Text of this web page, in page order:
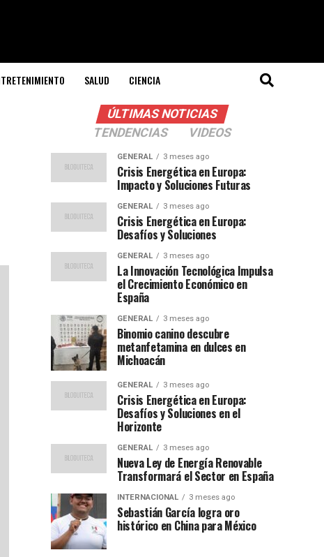
SALUD CIENCIA
ÚLTIMAS NOTICIAS
TENDENCIAS
VIDEOS
GENERAL 3 meses ago
Crisis Energética en Europa:
Impacto y Soluciones Futuras
GENERAL 3 meses ago
Crisis Energética en Europa:
Desafíos y Soluciones
GENERAL 3 meses ago
La Innovación Tecnológica Impulsa
el Crecimiento Económico en
España
GENERAL 3 meses ago
Binomio canino descubre
metanfetamina en dulces en
Michoacán
GENERAL 3 meses ago
Crisis Energética en Europa:
Desafíos y Soluciones en el
Horizonte
GENERAL 3 meses ago
Nueva Ley de Energía Renovable
Transformará el Sector en España
INTERNACIONAL 3 meses ago
Sebastián García logra oro
histórico en China para México